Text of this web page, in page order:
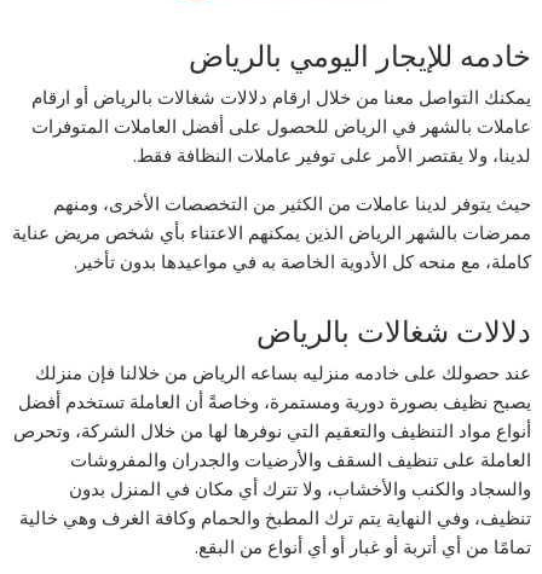
خادمه للإيجار اليومي بالرياض
يمكنك التواصل معنا من خلال ارقام دلالات شغالات بالرياض أو ارقام
عاملات بالشهر في الرياض للحصول على أفضل العاملات المتوفرات
لدينا، ولا يقتصر الأمر على توفير عاملات النظافة فقط.
حيث يتوفر لدينا عاملات من الكثير من التخصصات الأخرى، ومنهم
ممرضات بالشهر الرياض الذين يمكنهم الاعتناء بأي شخص مريض عناية
كاملة، مع منحه كل الأدوية الخاصة به في مواعيدها بدون تأخير.
دلالات شغالات بالرياض
عند حصولك على خادمه منزليه بساعه الرياض من خلالنا فإن منزلك
يصبح نظيف بصورة دورية ومستمرة، وخاصةً أن العاملة تستخدم أفضل
أنواع مواد التنظيف والتعقيم التي نوفرها لها من خلال الشركة، وتحرص
العاملة على تنظيف السقف والأرضيات والجدران والمفروشات
والسجاد والكنب والأخشاب، ولا تترك أي مكان في المنزل بدون
تنظيف، وفي النهاية يتم ترك المطبخ والحمام وكافة الغرف وهي خالية
تمامًا من أي أتربة أو غبار أو أي أنواع من البقع.